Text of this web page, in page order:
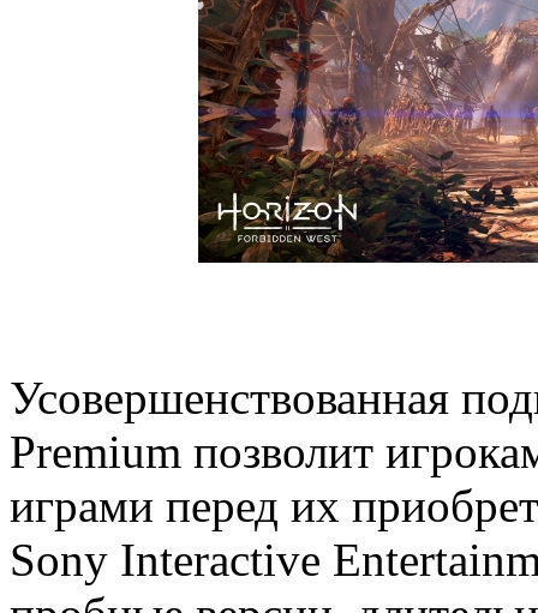
Усовершенствованная
Premium позволит
играми перед их
Sony Interactive